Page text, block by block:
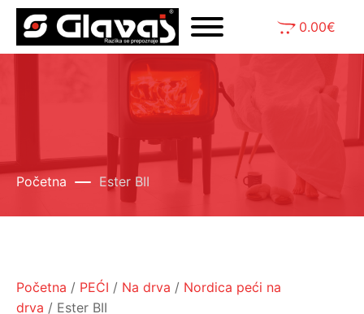
0.00€
Početna Ester BII
Početna / PEĆI / Na drva / Nordica peći na
drva / Ester BII